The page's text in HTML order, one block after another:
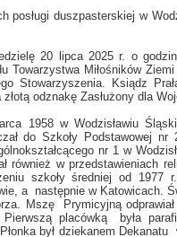
posługi duszpasterskiej w
20 lipca 2025 r. o
Miłośników Ziemi
Stowarzyszenia. Ksiądz
złotą odznakę Zasłużony dla
1958 w Wodzisławiu
do Szkoły Podstawowej
nr 1 w
również w przedstawieniach
szkoły średniej od 1977
a następnie w Katowicach.
Mszę Prymicyjną
placówką była
był dziekanem Dekanatu